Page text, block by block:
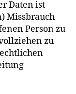
Daten ist
Missbrauch
Person zu
zu